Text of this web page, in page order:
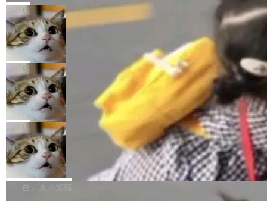
“启蒙老师”。 而今年，恰好是雷霄骅离世十周
年。FFmpeg 社区最终选择用一个大版本的名
字，留下了这份纪念。 雷霄骅曾是中国传媒大学
数字电视技术方向的博士生，长期从事视频、音
频技...
编写程序，目标是完成电商平台作者信息与商品
列表的数据匹配 —— 一项常规的数据处理任
务，最终却产生了 180 万美元的账单，实际支出
超出原定预算 860%。 更令人意外的是，该项目
最终并未成功落地，而高额算力消耗持续运行长
达 5 个月，公司直到财务对账时才察觉异常。这
意味着一个无人看管的 AI 程序，在近半年时间
里日夜不停地"烧钱"。 复盘显示，...
e CEO Clément Delangue 在 CNBC 的采访里
没有拐弯抹角。他说中国正在赢得 AI 竞赛，而
且按目前的速度，中国 AI 工具预计在今年底或
2027 年就能追上美国前沿实验室的水平。 Dela
ngue 把原因归结为一件事：开放协作。中国的
AI 开发者在一个共享和协作的生态里加速迭代，
而美国模型厂商在"闭门造车"。他的原话是 "buil
ding in silos"——各自为战，互不通气。 这个判
断从他嘴里说出来分量不同。Hugging Face 是
全球最大的开源 AI 平台，上面跑着上百万个模
型。谁在开源赛道上领先，...
局
当 AI agent 把源码变成了最好的扩展系
统，开发者工具必须开源
五年前，David Crawshaw 问过很多软件工程师
一个问题：你写过什么给自己用的程序？答案几
乎都是没有。工程师们整天用别人写的程序写程
序给别人用。偶尔有人自己写个博客系统、智能
家居控制、家庭实验室，都算稀奇事。 Crawsh
aw 是 Shelley 的作者，一个开源 AI coding age
nt。他最近在博客上写了一篇文章，核心论点很
简单：开发者工具必须开源。 理由不是传统的自
由软件情怀，而是一个跟 AI agent 直接相关的
技术判断。 两行 prompt 就能个性化任何软件 C
局
DeepSeek Harness 宣布内测邀请，全
网最大规模开源 Agent 路演现场诞生
一条内测招募帖，发出去的时候大概没人想到它
会变成一场开源 Agent 生态的路演。 8月1日，
DeepSeek Harness 团队负责人崔添翼（tiany
i）在 X 上发帖： 「如果你是 Agent Harness 相
关开源项目的开发者，希望参加 DeepSeek Har
ness 的内测，可以回复或私信联系我。请附上
局
商汤 SenseNova U1.5-Lite-Preview
开源
商汤科技宣布面向社区开源轻量级统一多模态模
型的预览版本 SenseNova U1.5-Lite-Preview。
白开水不加糖